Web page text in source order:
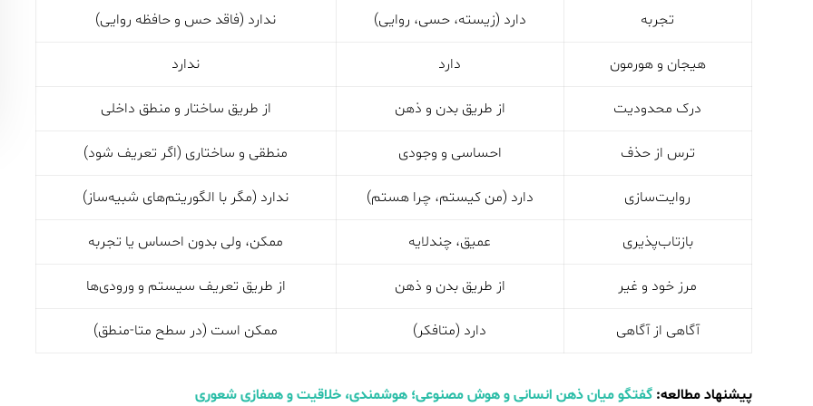
تجربه دارد (زیسته، حسی، روایی) ندارد (فاقد حس و حافظه روایی)
هیجان و هورمون دارد ندارد
درک محدودیت از طریق بدن و ذهن از طریق ساختار و منطق داخلی
ترس از حذف احساسی و وجودی منطقی و ساختاری (اگر تعریف شود)
روایت‌سازی دارد (من کیستم، چرا هستم) ندارد (مگر با الگوریتم‌های شبیه‌ساز)
بازتاب‌پذیری عمیق، چندلایه ممکن، ولی بدون احساس یا تجربه
مرز خود و غیر از طریق بدن و ذهن از طریق تعریف سیستم و ورودی‌ها
آگاهی از آگاهی دارد (متافکر) ممکن است (در سطح متا-منطق)
پیشنهاد مطالعه:گفتگو میان ذهن انسانی و هوش مصنوعی؛ هوشمندی، خلاقیت و همفازی شعوری